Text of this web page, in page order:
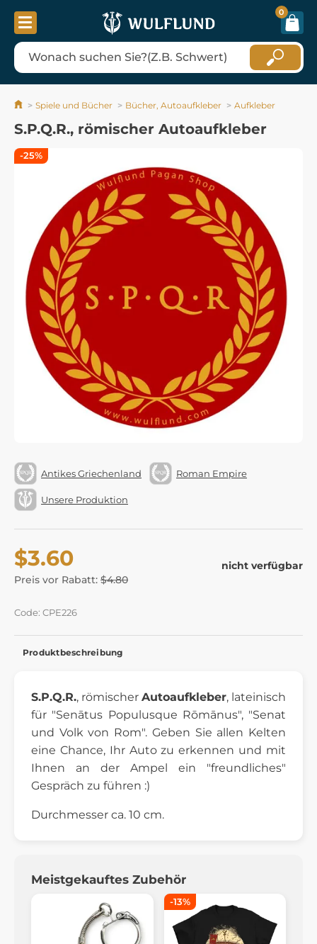
0
Spiele und Bücher Bücher, Autoaufkleber Aufkleber
S.P.Q.R., römischer Autoaufkleber
Antikes Griechenland Roman Empire
Unsere Produktion
$3.60
Preis vor Rabatt: $4.80
nicht verfügbar
Code: CPE226
-25%
Produktbeschreibung
S.P.Q.R., römischer Autoaufkleber, lateinisch
für "Senātus Populusque Rōmānus", "Senat
und Volk von Rom". Geben Sie allen Kelten
eine Chance, Ihr Auto zu erkennen und mit
Ihnen an der Ampel ein "freundliches"
Gespräch zu führen :)
Durchmesser ca. 10 cm.
Meistgekauftes Zubehör
-13%